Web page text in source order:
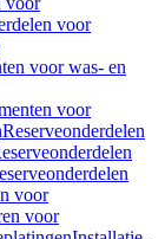
voor
voor was- en
voor
Reserveonderdelen
voor
voor